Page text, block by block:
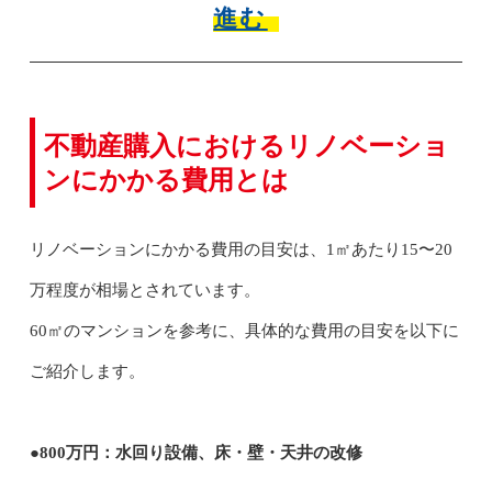
進む
不動産購入におけるリノベーショ
ンにかかる費用とは
リノベーションにかかる費用の目安は、1㎡あたり15〜20
万程度が相場とされています。
60㎡のマンションを参考に、具体的な費用の目安を以下に
ご紹介します。
●800万円：水回り設備、床・壁・天井の改修